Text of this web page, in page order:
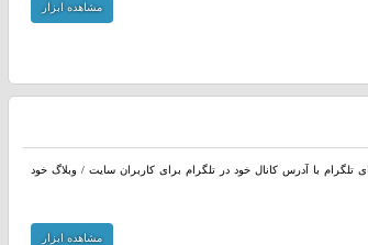
مشاهده ابزار
تلگرام با آدرس کانال خود در تلگرام برای کاربران سایت / وبلاگ خود
مشاهده ابزار